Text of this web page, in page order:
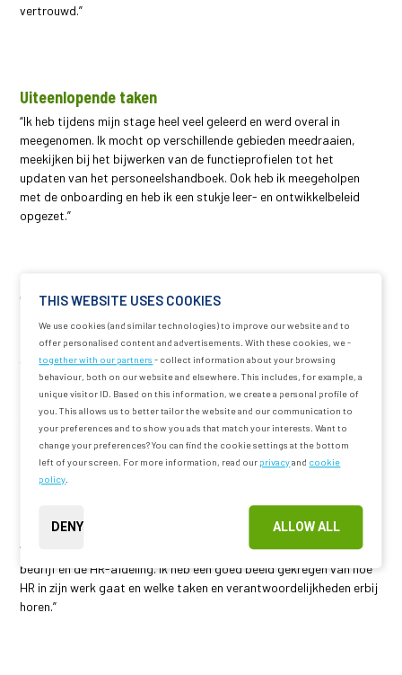
THIS WEBSITE USES COOKIES
We use cookies (and similar technologies) to improve our website and to
offer personalised content and advertisements. With these cookies, we -
together with our partners - collect information about your browsing
behaviour, both on our website and elsewhere. This includes, for example, a
unique visitor ID. Based on this information, we create a personal profile of
you. This allows us to better tailor the website and our communication to
your preferences and to show you ads that match your interests. Want to
change your preferences? You can find the cookie settings at the bottom
left of your screen. For more information, read our privacyand cookie
policy
DENY ALLOW ALL
vertrouwd.”
Uiteenlopende taken
“Ik heb tijdens mijn stage heel veel geleerd en werd overal in
meegenomen. Ik mocht op verschillende gebieden meedraaien,
meekijken bij het bijwerken van de functieprofielen tot het
updaten van het personeelshandboek. Ook heb ik meegeholpen
met de onboarding en heb ik een stukje leer- en ontwikkelbeleid
opgezet.”
Wat vond je het leukste aan je stage bij Pentair?
De training van Insights Discovery was een hoogtepunt. Door deze
training heb ik meer inzicht gekregen in mijn eigen profiel en
voorkeuren in de werkomgeving. Dit helpt me om beter te begrijpen
hoe ik met anderen kan samenwerken en hoe ik mezelf beter kan
inzetten. Daarnaast vond ik de behulpzame cultuur bij Pentair erg
fijn. Ik kon altijd met al mijn vragen terecht en kreeg veel
ondersteuning van mijn collega’s.”
Een belangrijk leermoment
“Ik ben er trots op dat ik in korte tijd veel heb geleerd over het
bedrijf en de HR-afdeling. Ik heb een goed beeld gekregen van hoe
HR in zijn werk gaat en welke taken en verantwoordelijkheden erbij
horen.”